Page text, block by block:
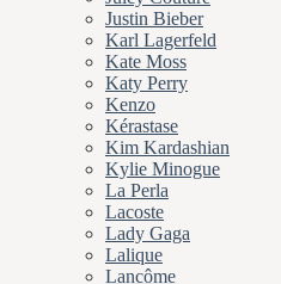
Justin Bieber
Karl Lagerfeld
Kate Moss
Katy Perry
Kenzo
Kérastase
Kim Kardashian
Kylie Minogue
La Perla
Lacoste
Lady Gaga
Lalique
Lancôme